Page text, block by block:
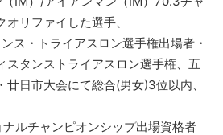
リファイした選手、
ス・トライアスロン選手権出場者・
スタンストライアスロン選手権、五
日市大会にて総合(男女)3位以内、
ルチャンピオンシップ出場資格者